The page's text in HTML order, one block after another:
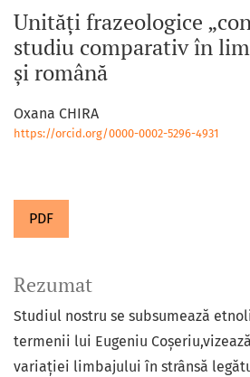
Unități frazeologice
studiu comparativ în
și română
Oxana CHIRA
https://orcid.org/0000-0002-5296-4931
PDF
Rezumat
Studiul nostru se subsumează
termenii lui Eugeniu
variației limbajului în strânsă